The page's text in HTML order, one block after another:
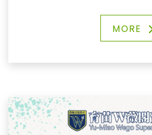
10 天完整的私校衝刺課程，
強，而是透過系統化規劃與精
分、不會的逐步突破」
讓孩子在正式考試中不緊張、
實力，把最好的狀態帶上考場
MORE